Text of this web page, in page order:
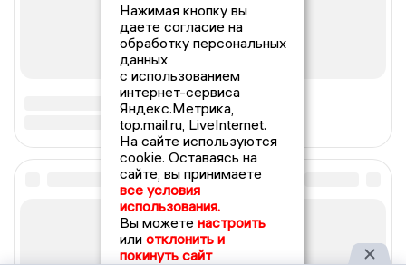
Нажимая кнопку вы
даете согласие на
обработку персональных
данных
с использованием
интернет-сервиса
Яндекс.Метрика,
top.mail.ru, LiveInternet.
На сайте используются
cookie. Оставаясь на
сайте, вы принимаете
все условия
использования.
Вы можете настроить
или отклонить и
покинуть сайт